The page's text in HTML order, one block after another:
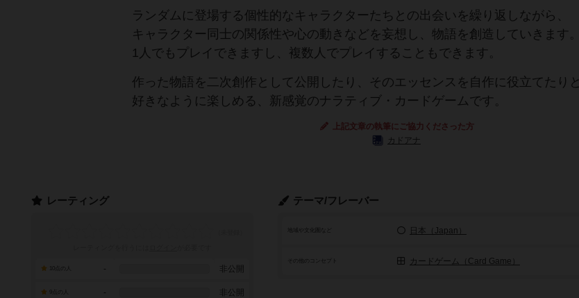
ランダムに登場する個性的なキャラクターたちとの出会いを繰り返しながら、
キャラクター同士の関係性や心の動きなどを妄想し、物語を創造していきます。
1人でもプレイできますし、複数人でプレイすることもできます。
作った物語を二次創作として公開したり、そのエッセンスを自作に役立てたりと
好きなように楽しめる、新感覚のナラティブ・カードゲームです。
上記文章の執筆にご協力くださった方
カドアナ
テーマ/フレーバー
地域や文化圏など 日本（Japan）
その他のコンセプト カードゲーム（Card Game）
レーティング
- 非公開
- 非公開